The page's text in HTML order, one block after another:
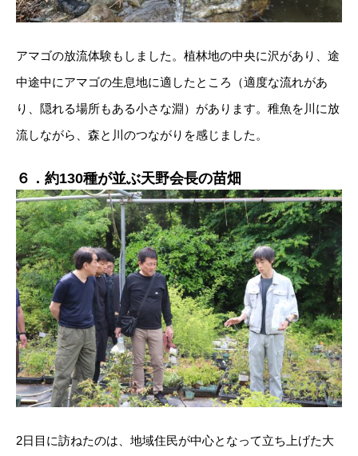
アマゴの放流体験もしました。植林地の中央に沢があり、途
中途中にアマゴの生息地に適したところ（適度な流れがあ
り、隠れる場所もある小さな淵）があります。稚魚を川に放
流しながら、森と川のつながりを感じました。
６．約130種が並ぶ天野会長の苗畑
2日目に訪ねたのは、地域住民が中心となって立ち上げた大